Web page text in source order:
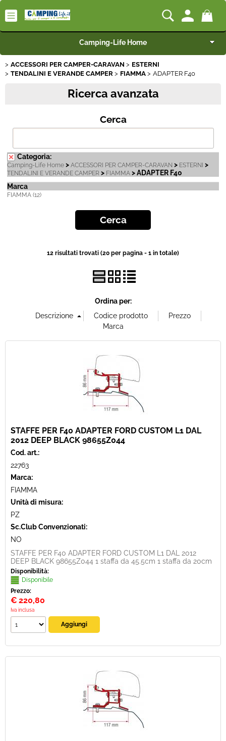
Camping-Life Home
Articoli per Camper e Caravan
Articoli per Furgonati e Van
Speciale Arredo
BEST SELLER
Nautica
Fineserie e Occasioni
Convenzioni
La nostra Officina
Lavora Con Noi
ACCESSORI PER CAMPER-CARAVAN
ESTERNI
TENDALINI E VERANDE CAMPER
FIAMMA ADAPTER F40
Ricerca avanzata
Cerca
Categoria:
Camping-Life Home > ACCESSORI PER CAMPER-CARAVAN > ESTERNI >
TENDALINI E VERANDE CAMPER > FIAMMA > ADAPTER F40
Marca
FIAMMA (12)
12 risultati trovati (20 per pagina - 1 in totale)
Ordina per:
STAFFE PER F40 ADAPTER FORD CUSTOM L1 DAL
2012 DEEP BLACK 98655Z044
Cod. art.:
22763
Marca:
FIAMMA
Unità di misura:
PZ
Sc.Club Convenzionati:
NO
STAFFE PER F40 ADAPTER FORD CUSTOM L1 DAL 2012
DEEP BLACK 98655Z044 1 staffa da 45.5cm 1 staffa da 20cm
Disponibilità:
Disponibile
Prezzo:
€ 220,80
Iva inclusa